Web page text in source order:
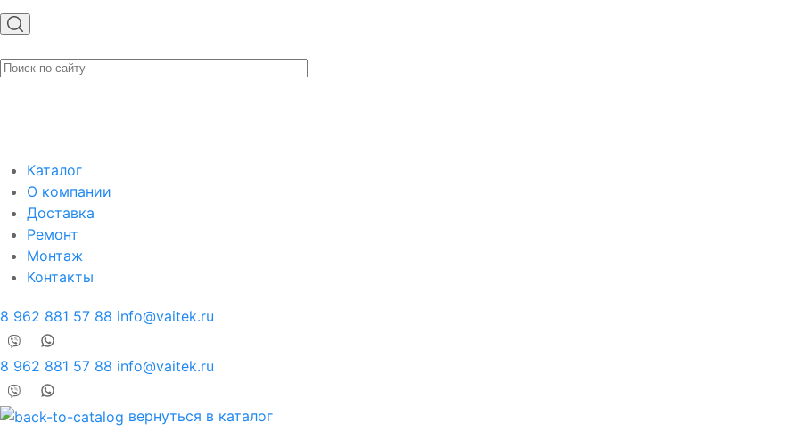
Каталог
О компании
Доставка
Ремонт
Монтаж
Контакты
8 962 881 57 88 info@vaitek.ru
8 962 881 57 88 info@vaitek.ru
вернуться в каталог